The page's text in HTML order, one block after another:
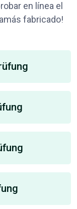
en línea el
fabricado!